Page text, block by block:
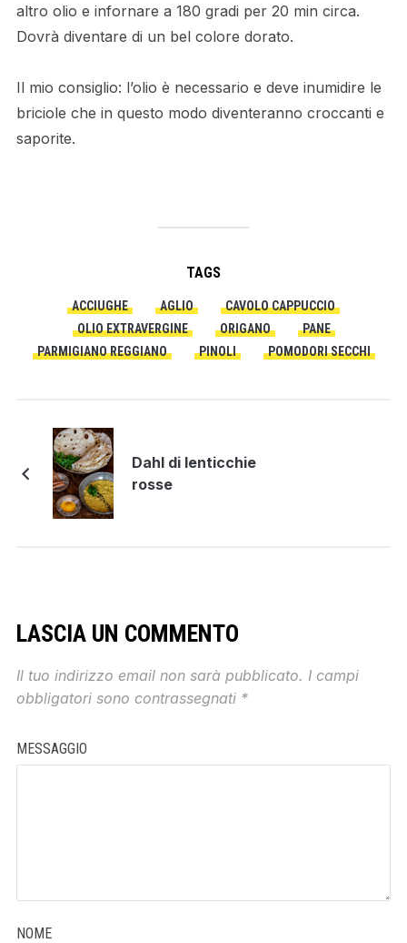
altro olio e infornare a 180 gradi per 20 min circa.
Dovrà diventare di un bel colore dorato.
Il mio consiglio: l’olio è necessario e deve inumidire le
briciole che in questo modo diventeranno croccanti e
saporite.
TAGS
ACCIUGHE AGLIO
CAVOLO CAPPUCCIO
OLIO EXTRAVERGINE
ORIGANO
PANE
PARMIGIANO REGGIANO
PINOLI POMODORI SECCHI
Dahl di lenticchie
rosse
LASCIA UN COMMENTO
Il tuo indirizzo email non sarà pubblicato. I campi
obbligatori sono contrassegnati *
MESSAGGIO
NOME